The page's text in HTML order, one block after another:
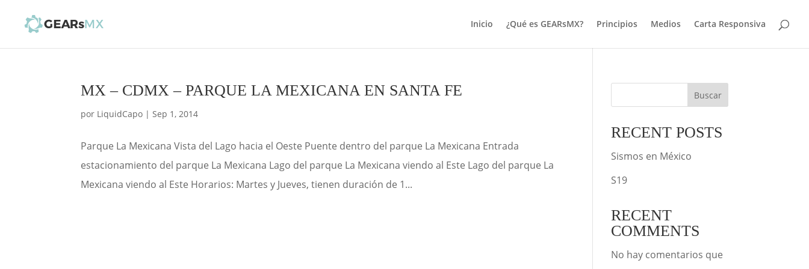
Inicio ¿Qué es GEARsMX? Principios Medios Carta Responsiva
MX – CDMX – PARQUE LA MEXICANA EN SANTA FE
por LiquidCapo |Sep 1, 2014
Parque La Mexicana Vista del Lago hacia el Oeste Puente dentro del parque La Mexicana Entrada
estacionamiento del parque La Mexicana Lago del parque La Mexicana viendo al Este Lago del parque La
Mexicana viendo al Este Horarios: Martes y Jueves, tienen duración de 1...
Buscar
RECENT POSTS
Sismos en México
S19
RECENT
COMMENTS
No hay comentarios que